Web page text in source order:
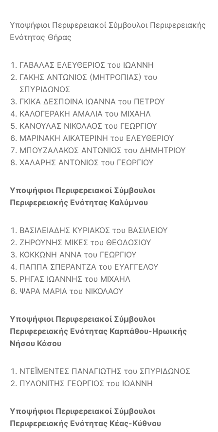
Υποψήφιοι Περιφερειακοί Σύμβουλοι Περιφερειακής
Ενότητας Θήρας
ΓΑΒΑΛΑΣ ΕΛΕΥΘΕΡΙΟΣ του ΙΩΑΝΝΗ
ΓΑΚΗΣ ΑΝΤΩΝΙΟΣ (ΜΗΤΡΟΠΙΑΣ) του
ΣΠΥΡΙΔΩΝΟΣ
ΓΚΙΚΑ ΔΕΣΠΟΙΝΑ ΙΩΑΝΝΑ του ΠΕΤΡΟΥ
ΚΑΛΟΓΕΡΑΚΗ ΑΜΑΛΙΑ του ΜΙΧΑΗΛ
ΚΑΝΟΥΛΑΣ ΝΙΚΟΛΑΟΣ του ΓΕΩΡΓΙΟΥ
ΜΑΡΙΝΑΚΗ ΑΙΚΑΤΕΡΙΝΗ του ΕΛΕΥΘΕΡΙΟΥ
ΜΠΟΥΖΑΛΑΚΟΣ ΑΝΤΩΝΙΟΣ του ΔΗΜΗΤΡΙΟΥ
ΧΑΛΑΡΗΣ ΑΝΤΩΝΙΟΣ του ΓΕΩΡΓΙΟΥ
Υποψήφιοι Περιφερειακοί Σύμβουλοι
Περιφερειακής Ενότητας Καλύμνου
ΒΑΣΙΛΕΙΑΔΗΣ ΚΥΡΙΑΚΟΣ του ΒΑΣΙΛΕΙΟΥ
ΖΗΡΟΥΝΗΣ ΜΙΚΕΣ του ΘΕΟΔΟΣΙΟΥ
ΚΟΚΚΩΝΗ ΑΝΝΑ του ΓΕΩΡΓΙΟΥ
ΠΑΠΠΑ ΣΠΕΡΑΝΤΖΑ του ΕΥΑΓΓΕΛΟΥ
ΡΗΓΑΣ ΙΩΑΝΝΗΣ του ΜΙΧΑΗΛ
ΨΑΡΑ ΜΑΡΙΑ του ΝΙΚΟΛΑΟΥ
Υποψήφιοι Περιφερειακοί Σύμβουλοι
Περιφερειακής Ενότητας Καρπάθου-Ηρωικής
Νήσου Κάσου
ΝΤΕΪΜΕΝΤΕΣ ΠΑΝΑΓΙΩΤΗΣ του ΣΠΥΡΙΔΩΝΟΣ
ΠΥΛΩΝΙΤΗΣ ΓΕΩΡΓΙΟΣ του ΙΩΑΝΝΗ
Υποψήφιοι Περιφερειακοί Σύμβουλοι
Περιφερειακής Ενότητας Κέας-Κύθνου